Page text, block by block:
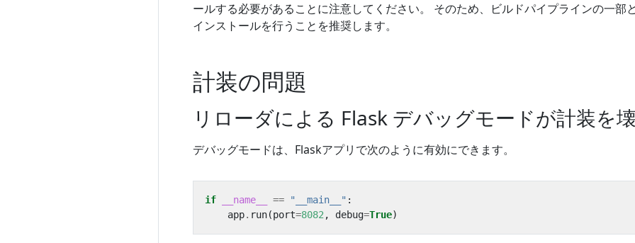
ールする必要があることに注意してください。 そのため、ビルドパイプラインの一部
インストールを行うことを推奨します。
計装の問題
リローダによる Flask デバッグモードが計装を
デバッグモードは、Flaskアプリで次のように有効にできます。
if __name__ == "__main__" :
app. run(port=8082 , debug=True)